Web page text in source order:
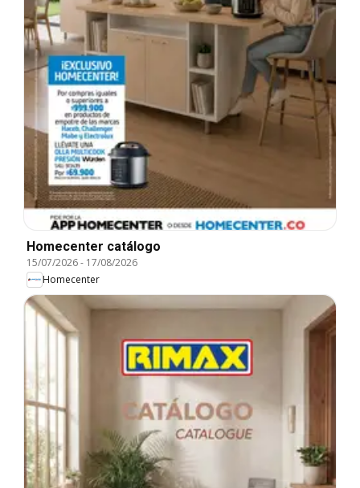
Homecenter catálogo
15/07/2026- 17/08/2026
Homecenter